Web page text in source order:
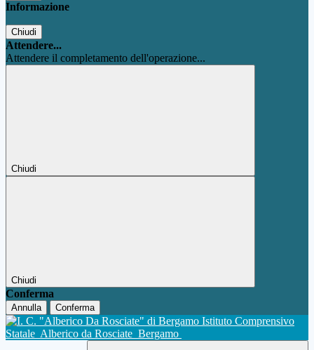
Informazione
Chiudi
Attendere...
Attendere il completamento dell'operazione...
Chiudi
Chiudi
Conferma
Annulla Conferma
Istituto Comprensivo
Statale Alberico da Rosciate Bergamo